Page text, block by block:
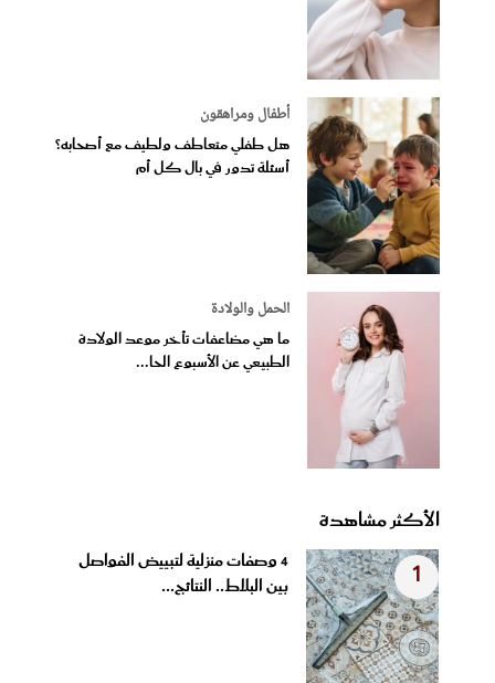
أطفال ومراهقون
هل طفلي متعاطف ولطيف مع أصحابه؟
أسئلة تدور في بال كل أم
الحمل والولادة
ما هي مضاعفات تأخر موعد الولادة
الطبيعي عن الأسبوع الحا...
الأكثر مشاهدة
1
4 وصفات منزلية لتبييض الفواصل
بين البلاط.. النتائج...